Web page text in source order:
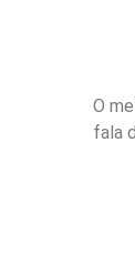
O
fala